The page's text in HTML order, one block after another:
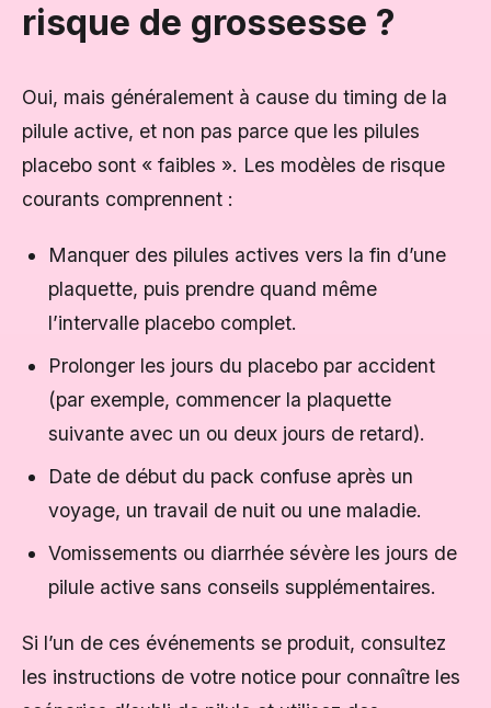
risque de grossesse ?
Oui, mais généralement à cause du timing de la
pilule active, et non pas parce que les pilules
placebo sont « faibles ». Les modèles de risque
courants comprennent :
Manquer des pilules actives vers la fin d’une
plaquette, puis prendre quand même
l’intervalle placebo complet.
Prolonger les jours du placebo par accident
(par exemple, commencer la plaquette
suivante avec un ou deux jours de retard).
Date de début du pack confuse après un
voyage, un travail de nuit ou une maladie.
Vomissements ou diarrhée sévère les jours de
pilule active sans conseils supplémentaires.
Si l’un de ces événements se produit, consultez
les instructions de votre notice pour connaître les